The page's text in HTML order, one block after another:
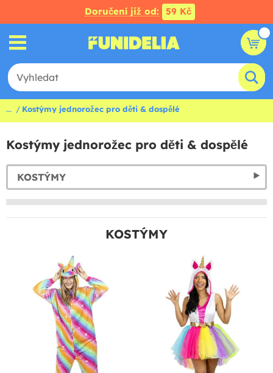
Doručení již od: 59 Kč
... Kostýmy jednorožec pro děti & dospělé
Kostýmy jednorožec pro děti & dospělé
KOSTÝMY
KOSTÝMY